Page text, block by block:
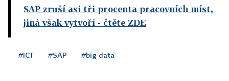
SAP zruší asi tři procenta pracovních míst,
jiná však vytvoří - čtěte ZDE
#ICT #SAP #big data